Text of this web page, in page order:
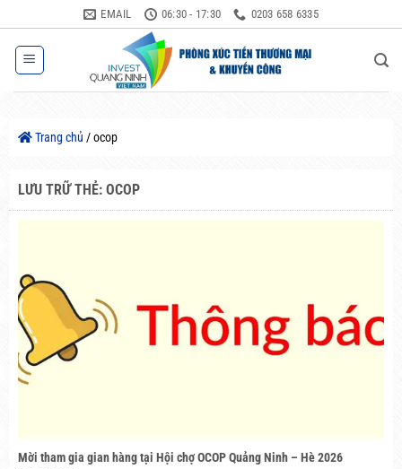
qua
nội
dung
EMAIL 06:30 - 17:30 0203 658 6335
Trang chủ /ocop
LƯU TRỮ THẺ: OCOP
Mời tham gia gian hàng tại Hội chợ OCOP Quảng Ninh – Hè 2026